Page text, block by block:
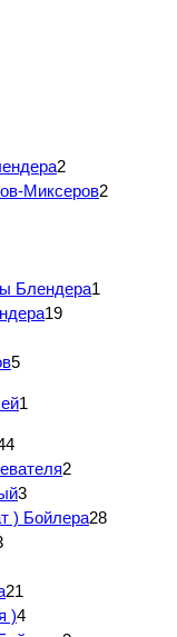
2
Миксеров2
Блендера1
19
5
1
2
3
) Бойлера28
21
)4